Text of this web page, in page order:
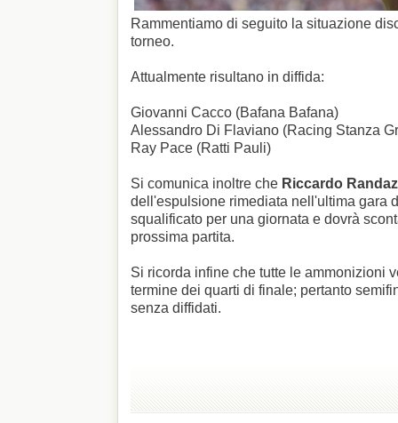
Rammentiamo di seguito la situazione
torneo.
Attualmente risultano in diffida:
Giovanni Cacco (Bafana Bafana)
Alessandro Di Flaviano (Racing Stanza
Ray Pace (Ratti Pauli)
Si comunica inoltre che Riccardo
dell'espulsione rimediata nell'ultima gara
squalificato per una giornata e dovrà
prossima partita.
Si ricorda infine che tutte le ammonizioni
termine dei quarti di finale; pertanto
senza diffidati.